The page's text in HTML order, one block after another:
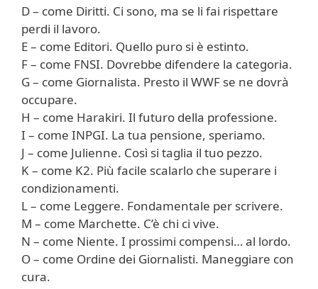
D – come Diritti. Ci sono, ma se li fai rispettare
perdi il lavoro.
E – come Editori. Quello puro si è estinto.
F – come FNSI. Dovrebbe difendere la categoria.
G – come Giornalista. Presto il WWF se ne dovrà
occupare.
H – come Harakiri. Il futuro della professione.
I – come INPGI. La tua pensione, speriamo.
J – come Julienne. Così si taglia il tuo pezzo.
K – come K2. Più facile scalarlo che superare i
condizionamenti.
L – come Leggere. Fondamentale per scrivere.
M – come Marchette. C’è chi ci vive.
N – come Niente. I prossimi compensi… al lordo.
O – come Ordine dei Giornalisti. Maneggiare con
cura.